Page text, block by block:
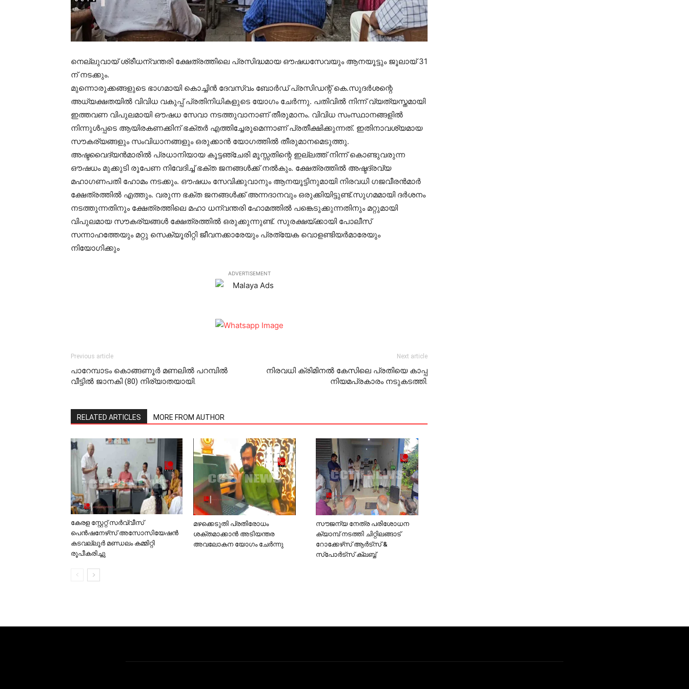
നെല്ലുവായ് ശ്രീധന്വന്തരി ക്ഷേത്രത്തിലെ പ്രസിദ്ധമായ ഔഷധസേവയും ആനയൂട്ടും ജൂലായ് 31
ന് നടക്കും.
മുന്നൊരുക്കങ്ങളുടെ ഭാഗമായി കൊച്ചിന്‍ ദേവസ്വം ബോര്‍ഡ് പ്രസിഡന്റ് കെ.സുദര്‍ശന്റെ
അധ്യക്ഷതയില്‍ വിവിധ വകുപ്പ് പ്രതിനിധികളുടെ യോഗം ചേര്‍ന്നു. പതിവില്‍ നിന്ന് വ്യത്യസ്തമായി
ഇത്തവണ വിപുലമായി ഔഷധ സേവാ നടത്തുവാനാണ് തീരുമാനം. വിവിധ സംസ്ഥാനങ്ങളില്‍
നിന്നുള്‍പ്പടെ ആയിരകണക്കിന് ഭക്തര്‍ എത്തിച്ചേരുമെന്നാണ് പ്രതീക്ഷിക്കുന്നത്. ഇതിനാവശ്യമായ
സൗകര്യങ്ങളും സംവിധാനങ്ങളും ഒരുക്കാന്‍ യോഗത്തില്‍ തീരുമാനമെടുത്തു.
അഷ്ടവൈദ്യന്‍മാരില്‍ പ്രധാനിയായ കൂട്ടഞ്ചേരി മൂസ്സതിന്റെ ഇല്ലത്ത് നിന്ന് കൊണ്ടുവരുന്ന
ഔഷധം മുക്കുടി രൂപേണ നിവേദിച്ച് ഭക്ത ജനങ്ങള്‍ക്ക് നല്‍കും. ക്ഷേത്രത്തില്‍ അഷ്ടദ്രവ്യ
മഹാഗണപതി ഹോമം നടക്കും. ഔഷധം സേവിക്കുവാനും ആനയൂട്ടിനുമായി നിരവധി ഗജവീരന്‍മാര്‍
ക്ഷേത്രത്തില്‍ എത്തും. വരുന്ന ഭക്ത ജനങ്ങള്‍ക്ക് അന്നദാനവും ഒരുക്കിയിട്ടുണ്ട്.സുഗമമായി ദര്‍ശനം
നടത്തുന്നതിനും ക്ഷേത്രത്തിലെ മഹാ ധന്വന്തരി ഹോമത്തില്‍ പങ്കെടുക്കുന്നതിനും മറ്റുമായി
വിപുലമായ സൗകര്യങ്ങള്‍ ക്ഷേത്രത്തില്‍ ഒരുക്കുന്നുണ്ട്. സുരക്ഷയ്ക്കായി പോലീസ്
സന്നാഹത്തേയും മറ്റു സെക്യൂരിറ്റി ജീവനക്കാരേയും പ്രത്യേക വൊളണ്ടിയര്‍മാരേയും
നിയോഗിക്കും
ADVERTISEMENT
Previous article
പാറേമ്പാടം കൊങ്ങണൂര്‍ മണലില്‍ പറമ്പില്‍
വീട്ടില്‍ ജാനകി (80) നിര്യാതയായി.
Next article
നിരവധി ക്രിമിനല്‍ കേസിലെ പ്രതിയെ കാപ്പ
നിയമപ്രകാരം നടുകടത്തി.
RELATED ARTICLES MORE FROM AUTHOR
കേരള സ്റ്റേറ്റ് സര്‍വ്വീസ്
പെന്‍ഷനേഴ്‌സ് അസോസിയേഷന്‍
കടവല്ലൂര്‍ മണ്ഡലം കമ്മിറ്റി
രൂപീകരിച്ചു
മഴക്കെടുതി പ്രതിരോധം
ശക്തമാക്കാൻ അടിയന്തര
അവലോകന യോഗം ചേര്‍ന്നു
സൗജന്യ നേത്ര പരിശോധന
ക്യാമ്പ് നടത്തി ചിറ്റിലങ്ങാട്
റോക്കേഴ്‌സ് ആര്‍ട്‌സ് &
സ്‌പോര്‍ട്‌സ് ക്ലബ്ബ്